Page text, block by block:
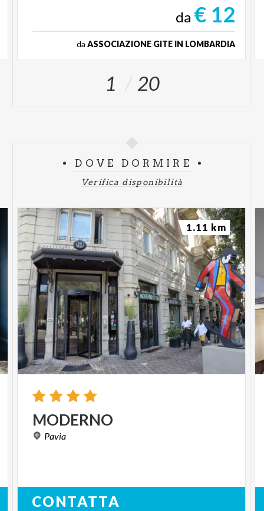
da € 12
da ASSOCIAZIONE GITE IN LOMBARDIA
1 20
DOVE DORMIRE
Verifica disponibilità
MODERNO
Pavia
CONTATTA
1.11 km